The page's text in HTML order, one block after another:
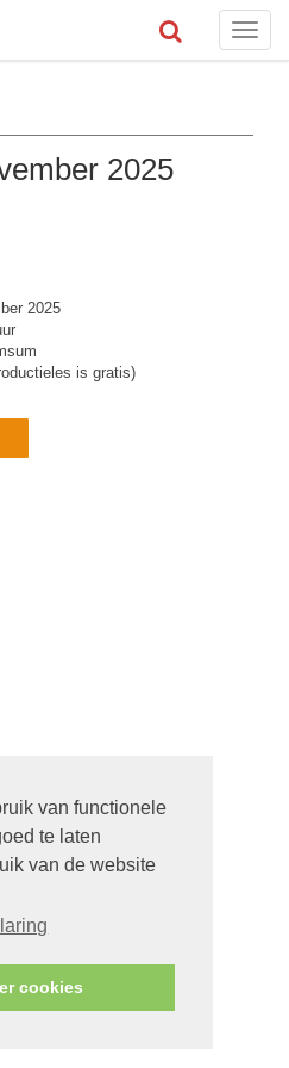
van functionele
te laten
van de website
cookies
Toggle
2025
2025
is gratis)